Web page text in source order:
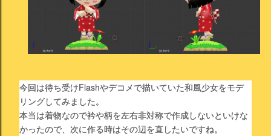
今回は待ち受けFlashやデコメで描いていた和風少女をモデ
リングしてみました。
本当は着物なので衿や柄を左右非対称で作成しないといけな
かったので、次に作る時はその辺を直したいですね。